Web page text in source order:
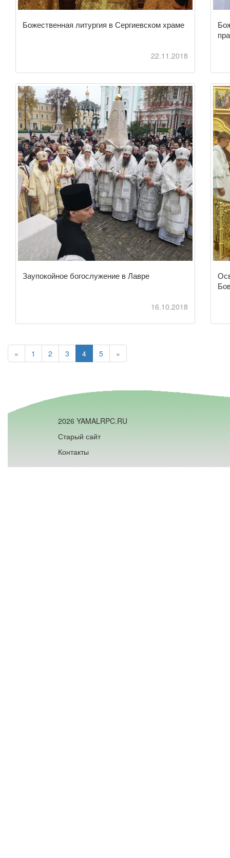
Божественная литургия в Сергиевском храме
22.11.2018
Заупокойное богослужение в Лавре
16.10.2018
« 1 2 3 4 5 »
2026 YAMALRPC.RU
Старый сайт
Контакты